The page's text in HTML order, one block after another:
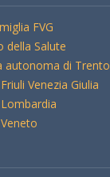
FVG
della Salute
autonoma di Trento
Venezia Giulia